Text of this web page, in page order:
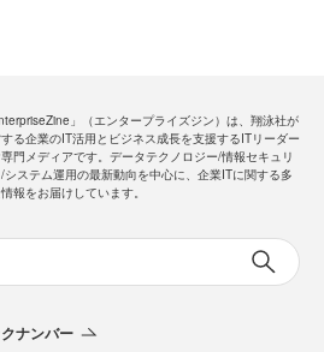
」（エンタープライズジン）は、翔泳社が
る企業のIT活用とビジネス成長を支援するITリーダー
門メディアです。データテクノロジー/情報セキュリ
システム運用の最新動向を中心に、企業ITに関する多
報をお届けしています。
ナンバー